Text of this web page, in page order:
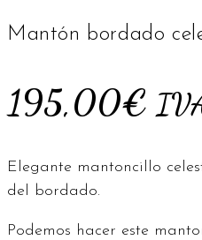
Mantón bordado
195,00€
Elegante mantoncillo
del bordado.
Podemos hacer este